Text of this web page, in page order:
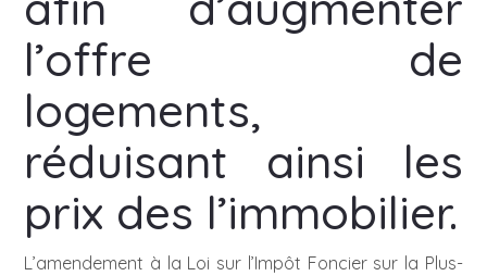
l’offre de
logements,
réduisant ainsi les
prix des l’immobilier.
L’amendement à la Loi sur l’Impôt Foncier sur la Plus-